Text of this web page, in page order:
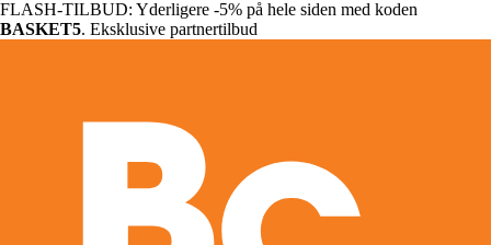
FLASH-TILBUD: Yderligere -5% på hele siden med koden
BASKET5. Eksklusive partnertilbud